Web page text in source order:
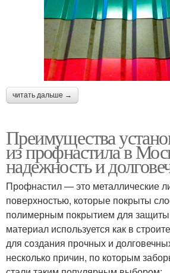
читать дальше →
Преимущества
из профнастила в
надежность и
Профнастил — это металлические
поверхностью, которые покрыты
полимерным покрытием для защиты
материал используется как в
для создания прочных и
несколько причин, по которым